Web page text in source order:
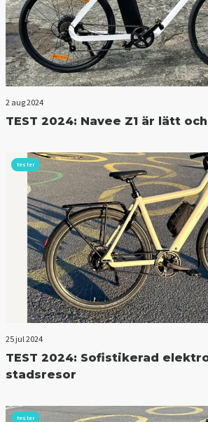
2 aug 2024
TEST 2024: Navee Z1 är lätt
tester
25 jul 2024
TEST 2024: Sofistikerad
stadsresor
tester